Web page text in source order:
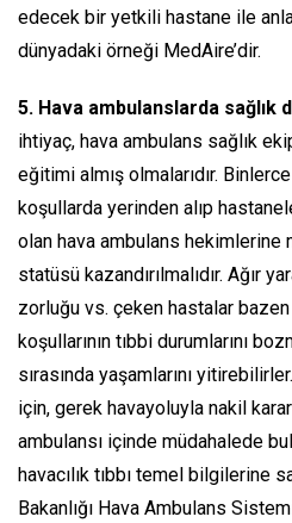
edecek bir yetkili hastane ile
dünyadaki örneği MedAire’dir.
5. Hava ambulanslarda sağlık
ihtiyaç, hava ambulans sağlık
eğitimi almış olmalarıdır.
koşullarda yerinden alıp
olan hava ambulans hekimlerine
statüsü kazandırılmalıdır. Ağır
zorluğu vs. çeken hastalar bazen
koşullarının tıbbi durumlarını
sırasında yaşamlarını
için, gerek havayoluyla nakil
ambulansı içinde müdahalede
havacılık tıbbı temel bilgilerine
Bakanlığı Hava Ambulans